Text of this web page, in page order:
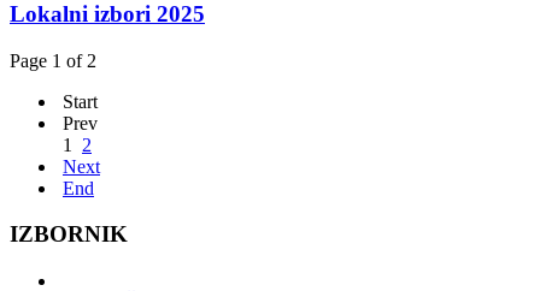
Lokalni izbori 2025
Page 1 of 2
Start
Prev
1
2
Next
End
IZBORNIK